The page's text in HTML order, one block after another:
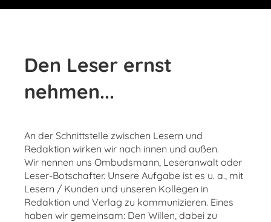
Den Leser ernst
nehmen...
An der Schnittstelle zwischen Lesern und
Redaktion wirken wir nach innen und außen.
Wir nennen uns Ombudsmann, Leseranwalt oder
Leser-Botschafter. Unsere Aufgabe ist es u. a., mit
Lesern / Kunden und unseren Kollegen in
Redaktion und Verlag zu kommunizieren. Eines
haben wir gemeinsam: Den Willen, dabei zu